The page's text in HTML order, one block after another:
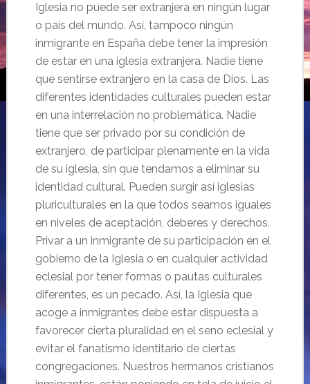
Iglesia no puede ser extranjera en ningún lugar
o país del mundo. Así, tampoco ningún
inmigrante en España debe tener la impresión
de estar en una iglesia extranjera. Nadie tiene
que sentirse extranjero en la casa de Dios. Las
diferentes identidades culturales pueden estar
en una interrelación no problemática. Nadie
tiene que ser privado por su condición de
extranjero, de participar plenamente en la vida
de su iglesia, sin que tendamos a eliminar su
identidad cultural. Pueden surgir así iglesias
pluriculturales en la que todos seamos iguales
en niveles de aceptación, deberes y derechos.
Privar a un inmigrante de su participación en el
gobierno de la Iglesia o en cualquier actividad
eclesial por tener formas o pautas culturales
diferentes, es un pecado. Así, la Iglesia que
acoge a inmigrantes debe estar dispuesta a
favorecer cierta pluralidad en el seno eclesial y
evitar el fanatismo identitario de ciertas
congregaciones. Nuestros hermanos cristianos